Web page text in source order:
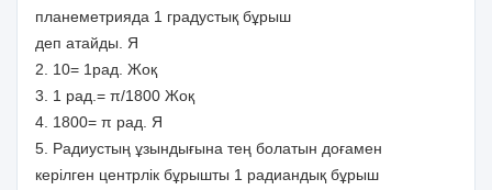
планеметрияда 1 градустық бұрыш
деп атайды. Я
2. 10= 1рад. Жоқ
3. 1 рад.= π/1800 Жоқ
4. 1800= π рад. Я
5. Радиустың ұзындығына тең болатын доғамен
керілген центрлік бұрышты 1 радиандық бұрыш